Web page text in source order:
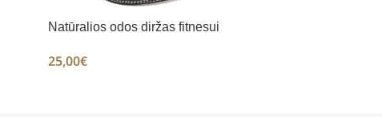
Natūralios odos diržas fitnesui
25,00€